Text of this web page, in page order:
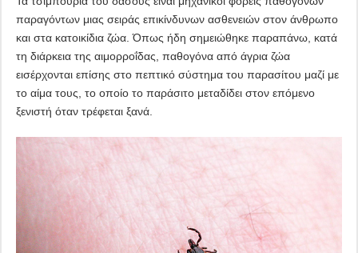
παραγόντων μιας σειράς επικίνδυνων ασθενειών στον άνθρωπο
και στα κατοικίδια ζώα. Όπως ήδη σημειώθηκε παραπάνω, κατά
τη διάρκεια της αιμορροΐδας, παθογόνα από άγρια ​​ζώα
εισέρχονται επίσης στο πεπτικό σύστημα του παρασίτου μαζί με
το αίμα τους, το οποίο το παράσιτο μεταδίδει στον επόμενο
ξενιστή όταν τρέφεται ξανά.